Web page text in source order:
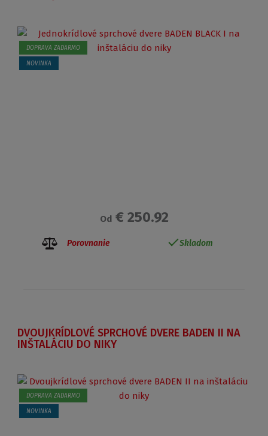
DOPRAVA ZADARMO
NOVINKA
Od€ 250.92
Porovnanie Skladom
DVOUJKRÍDLOVÉ SPRCHOVÉ DVERE BADEN II NA
INŠTALÁCIU DO NIKY
DOPRAVA ZADARMO
NOVINKA